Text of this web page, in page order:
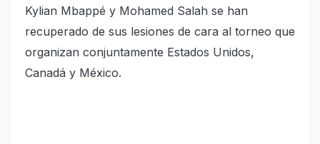
Kylian Mbappé y Mohamed Salah se han
recuperado de sus lesiones de cara al torneo que
organizan conjuntamente Estados Unidos,
Canadá y México.